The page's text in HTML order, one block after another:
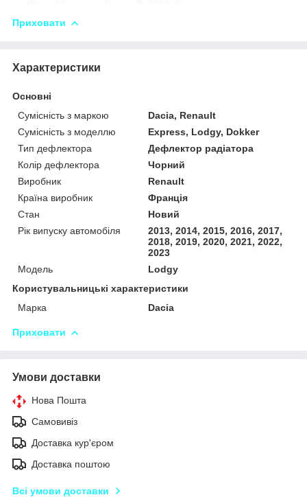
Приховати
Характеристики
Основні
Сумісність з маркою
Dacia, Renault
Сумісність з моделлю
Express, Lodgy, Dokker
Тип дефлектора
Дефлектор радіатора
Колір дефлектора
Чорний
Виробник
Renault
Країна виробник
Франція
Стан
Новий
Рік випуску автомобіля
2013, 2014, 2015, 2016, 2017,
2018, 2019, 2020, 2021, 2022,
2023
Модель
Lodgy
Користувальницькі характеристики
Марка
Dacia
Приховати
Умови доставки
Нова Пошта
Самовивіз
Доставка кур'єром
Доставка поштою
Всі умови доставки